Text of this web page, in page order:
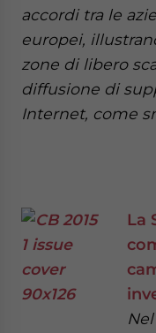
accordi tra le
europei,
zone di libero
diffusione di
Internet, come
La